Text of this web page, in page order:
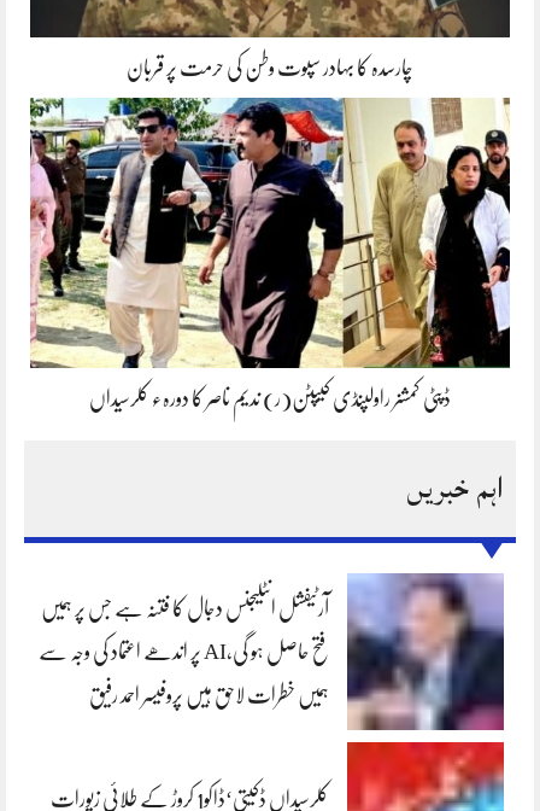
چارسدہ کا بہادر سپوت وطن کی حرمت پر قربان
ڈپٹی کمشنر راولپنڈی کیپٹن(ر) ندیم ناصر کا دورہء کلرسیداں
اہم خبریں
آرٹیفشل انٹلیجنس دجال کا فتنہ ہے جس پر ہمیں
فتح حاصل ہو گی،AI پر اندھے اعتماد کی وجہ سے
ہمیں خطرات لاحق ہیں پروفیسر احمد رفیق
کلرسیداں ڈکیتی‘ڈاکو1 کروڑ کے طلائی زیورات